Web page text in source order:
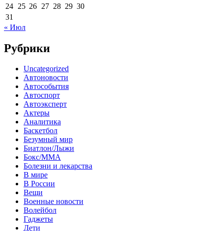
24 25 26 27 28 29 30
31
« Июл
Рубрики
Uncategorized
Автоновости
Автособытия
Автоспорт
Автоэксперт
Актеры
Аналитика
Баскетбол
Безумный мир
Биатлон/Лыжи
Бокс/MMA
Болезни и лекарства
В мире
В России
Вещи
Военные новости
Волейбол
Гаджеты
Дети